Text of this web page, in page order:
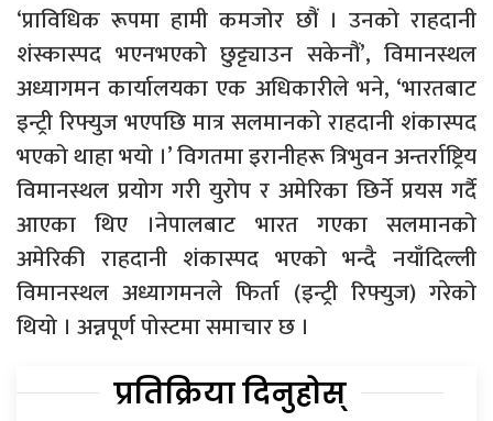
‘प्राविधिक रूपमा हामी कमजोर छौं । उनको राहदानी
शंस्कास्पद भएनभएको छुट्ट्याउन सकेनौं’, विमानस्थल
अध्यागमन कार्यालयका एक अधिकारीले भने, ‘भारतबाट
इन्ट्री रिफ्युज भएपछि मात्र सलमानको राहदानी शंकास्पद
भएको थाहा भयो ।’ विगतमा इरानीहरू त्रिभुवन अन्तर्राष्ट्रिय
विमानस्थल प्रयोग गरी युरोप र अमेरिका छिर्ने प्रयस गर्दै
आएका थिए ।नेपालबाट भारत गएका सलमानको
अमेरिकी राहदानी शंकास्पद भएको भन्दै नयाँदिल्ली
विमानस्थल अध्यागमनले फिर्ता (इन्ट्री रिफ्युज) गरेको
थियो । अन्नपूर्ण पोस्टमा समाचार छ ।
प्रतिक्रिया दिनुहोस्